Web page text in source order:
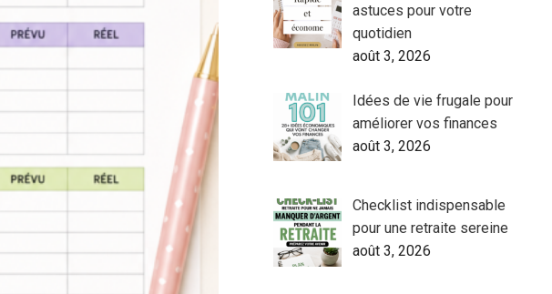
astuces pour votre
quotidien
août 3, 2026
Idées de vie frugale pour
améliorer vos finances
août 3, 2026
Checklist indispensable
pour une retraite sereine
août 3, 2026